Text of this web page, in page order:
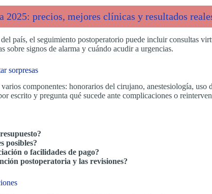
2025: precios, mejores clínicas y resultados
país, el seguimiento postoperatorio puede incluir consultas
sobre signos de alarma y cuándo acudir a urgencias.
sorpresas
componentes: honorarios del cirujano, anestesiología,
escrito y pregunta qué sucede ante complicaciones o
posibles?
o facilidades de pago?
postoperatoria y las revisiones?